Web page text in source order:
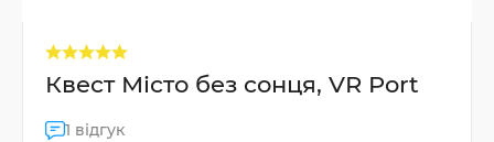
Квест Місто без сонця, VR Port
1 відгук